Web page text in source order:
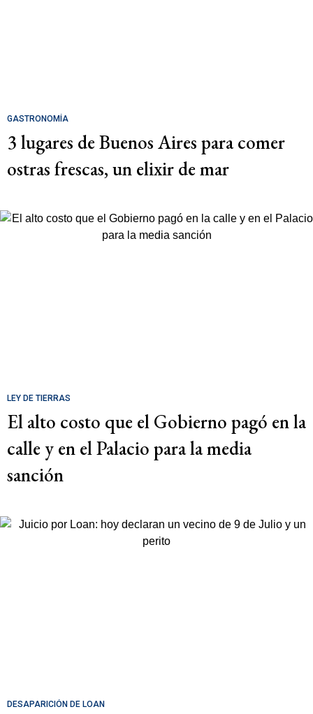
GASTRONOMÍA
3 lugares de Buenos Aires para comer
ostras frescas, un elixir de mar
LEY DE TIERRAS
El alto costo que el Gobierno pagó en la
calle y en el Palacio para la media
sanción
DESAPARICIÓN DE LOAN